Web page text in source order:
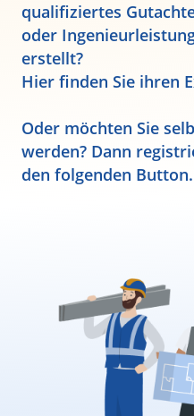
qualifiziertes
oder
erstellt?
Hier finden Sie ihren
Oder möchten Sie
werden? Dann
den folgenden Button.